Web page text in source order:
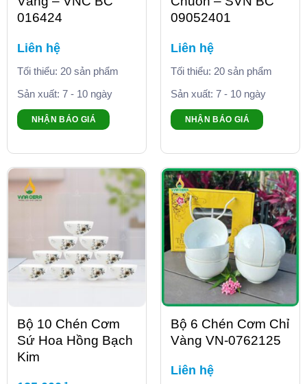
016424
Liên hệ
Tối thiểu: 20 sản phẩm
Sản xuất: 7 - 10 ngày
NHẬN BÁO GIÁ
09052401
Liên hệ
Tối thiểu: 20 sản phẩm
Sản xuất: 7 - 10 ngày
NHẬN BÁO GIÁ
Bộ 10 Chén Cơm
Sứ Hoa Hồng Bạch
Kim
Bộ 6 Chén Cơm Chỉ
Vàng VN-0762125
Liên hệ